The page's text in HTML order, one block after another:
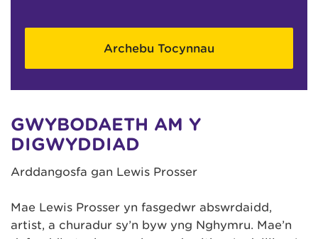
Archebu Tocynnau
GWYBODAETH AM Y
DIGWYDDIAD
Arddangosfa gan Lewis Prosser
Mae Lewis Prosser yn fasgedwr abswrdaidd,
artist, a churadur sy’n byw yng Nghymru. Mae’n